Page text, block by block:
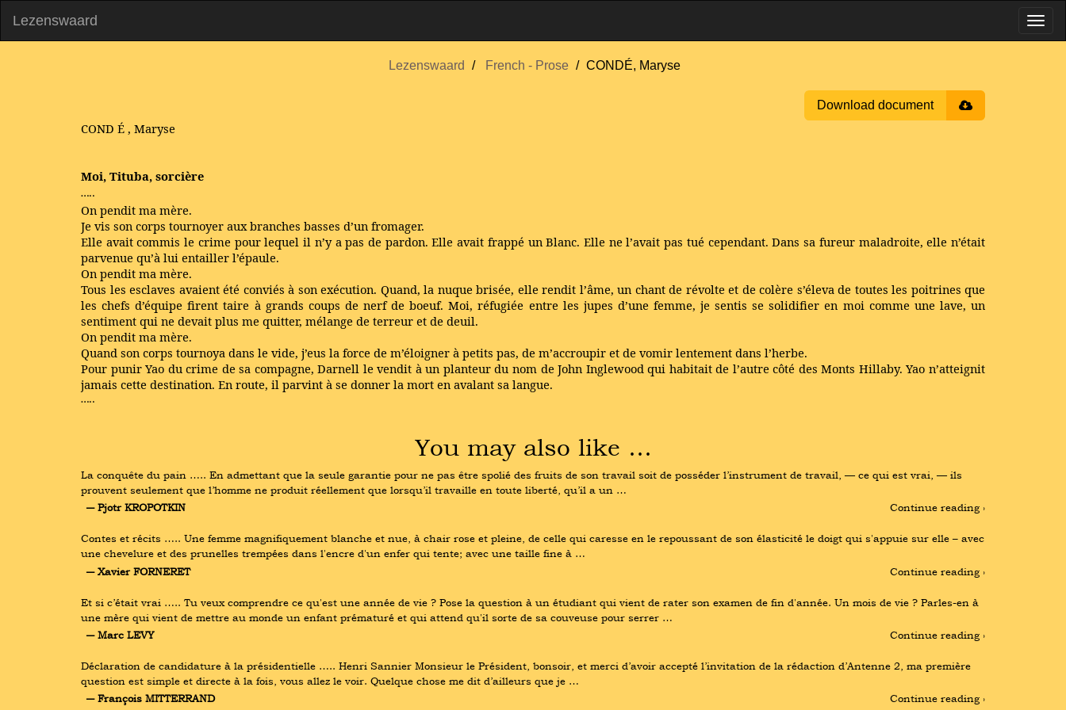
Lezenswaard
Lezenswaard French - Prose CONDÉ, Maryse
Download document
COND É , Maryse
Moi, Tituba, sorcière
…..
On pendit ma mère.
Je vis son corps tournoyer aux branches basses d’un fromager.
Elle avait commis le crime pour lequel il n’y a pas de pardon. Elle avait frappé un Blanc. Elle ne l’avait pas tué cependant. Dans sa fureur maladroite, elle n’était
parvenue qu’à lui entailler l’épaule.
On pendit ma mère.
Tous les esclaves avaient été conviés à son exécution. Quand, la nuque brisée, elle rendit l’âme, un chant de révolte et de colère s’éleva de toutes les poitrines que
les chefs d’équipe firent taire à grands coups de nerf de boeuf. Moi, réfugiée entre les jupes d’une femme, je sentis se solidifier en moi comme une lave, un
sentiment qui ne devait plus me quitter, mélange de terreur et de deuil.
On pendit ma mère.
Quand son corps tournoya dans le vide, j’eus la force de m’éloigner à petits pas, de m’accroupir et de vomir lentement dans l’herbe.
Pour punir Yao du crime de sa compagne, Darnell le vendit à un planteur du nom de John Inglewood qui habitait de l’autre côté des Monts Hillaby. Yao n’atteignit
jamais cette destination. En route, il parvint à se donner la mort en avalant sa langue.
…..
You may also like …
La conquête du pain ….. En admettant que la seule garantie pour ne pas être spolié des fruits de son travail soit de posséder l’instrument de travail, — ce qui est vrai, — ils
prouvent seulement que l’homme ne produit réellement que lorsqu’il travaille en toute liberté, qu’il a un …
― Pjotr KROPOTKIN
Continue reading ›
Contes et récits ….. Une femme magnifiquement blanche et nue, à chair rose et pleine, de celle qui caresse en le repoussant de son élasticité le doigt qui s'appuie sur elle – avec
une chevelure et des prunelles trempées dans l'encre d'un enfer qui tente; avec une taille fine à …
― Xavier FORNERET
Continue reading ›
Et si c’était vrai ….. Tu veux comprendre ce qu'est une année de vie ? Pose la question à un étudiant qui vient de rater son examen de fin d'année. Un mois de vie ? Parles-en à
une mère qui vient de mettre au monde un enfant prématuré et qui attend qu'il sorte de sa couveuse pour serrer …
― Marc LEVY
Continue reading ›
Déclaration de candidature à la présidentielle ….. Henri Sannier Monsieur le Président, bonsoir, et merci d’avoir accepté l’invitation de la rédaction d’Antenne 2, ma première
question est simple et directe à la fois, vous allez le voir. Quelque chose me dit d’ailleurs que je …
― François MITTERRAND
Continue reading ›